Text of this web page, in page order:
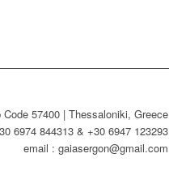
57400 | Thessaloniki, Greece
6974 844313 & +30 6947 123293
email : gaiasergon@gmail.com